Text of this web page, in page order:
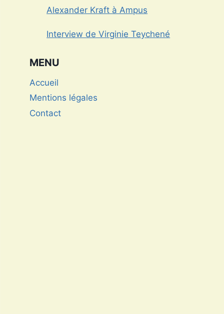
Alexander Kraft à Ampus
Interview de Virginie Teychené
MENU
Accueil
Mentions légales
Contact